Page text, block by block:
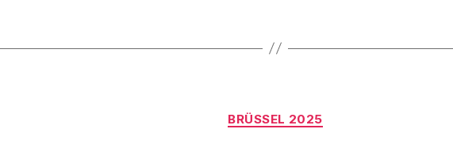
Kategorien
BRÜSSEL 2025